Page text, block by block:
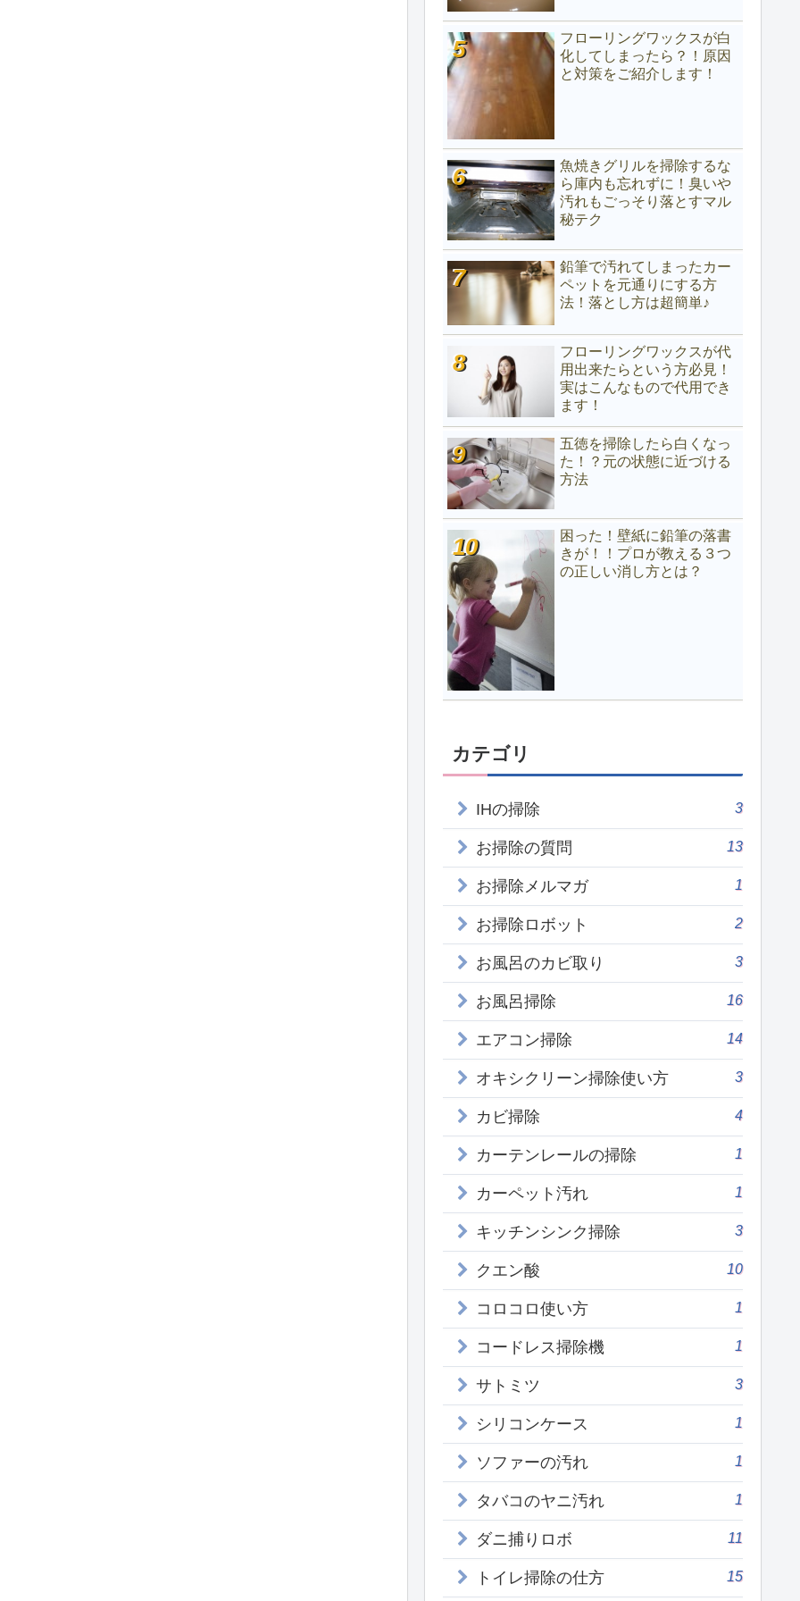
フローリングワックスが白
化してしまったら？！原因
と対策をご紹介します！
魚焼きグリルを掃除するな
ら庫内も忘れずに！臭いや
汚れもごっそり落とすマル
秘テク
鉛筆で汚れてしまったカー
ペットを元通りにする方
法！落とし方は超簡単♪
フローリングワックスが代
用出来たらという方必見！
実はこんなもので代用でき
ます！
五徳を掃除したら白くなっ
た！？元の状態に近づける
方法
困った！壁紙に鉛筆の落書
きが！！プロが教える３つ
の正しい消し方とは？
カテゴリ
IHの掃除 3
お掃除の質問 13
お掃除メルマガ 1
お掃除ロボット 2
お風呂のカビ取り 3
お風呂掃除 16
エアコン掃除 14
オキシクリーン掃除使い方 3
カビ掃除 4
カーテンレールの掃除 1
カーペット汚れ 1
キッチンシンク掃除 3
クエン酸 10
コロコロ使い方 1
コードレス掃除機 1
サトミツ 3
シリコンケース 1
ソファーの汚れ 1
タバコのヤニ汚れ 1
ダニ捕りロボ 11
トイレ掃除の仕方 15